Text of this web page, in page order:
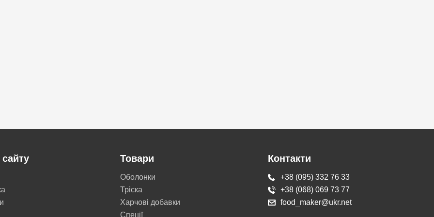
Товари
Оболонки
Тріска
Харчові добавки
Cпеції
Контакти
+38 (095) 332 76 33
+38 (068) 069 73 77
food_maker@ukr.net